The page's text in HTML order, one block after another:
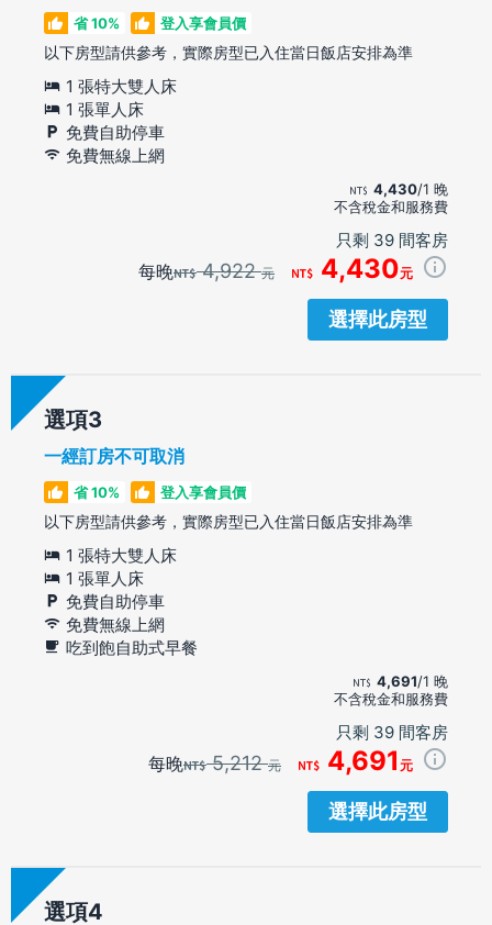
省 10% 登入享會員價
以下房型請供參考，實際房型已入住當日飯店安排為準
1 張特大雙人床
1 張單人床
免費自助停車
免費無線上網
4,430/1 晚
不含稅金和服務費
只剩 39 間客房
每晚 4,922元 4,430元
選擇此房型
選項
一經訂房不可取消
省 10% 登入享會員價
以下房型請供參考，實際房型已入住當日飯店安排為準
1 張特大雙人床
1 張單人床
免費自助停車
免費無線上網
吃到飽自助式早餐
4,691/1 晚
不含稅金和服務費
只剩 39 間客房
每晚 5,212元 4,691 元
選擇此房型
選項